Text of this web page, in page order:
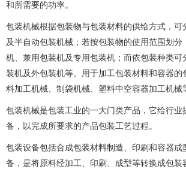
和所需要的功率。
包装机械根据包装物与包装材料的供给方式，可
及半自动包装机械；若按包装物的使用范围划分
机、兼用包装机及专用包装机；而依包装种类可
装机及外包装机等。用于加工包装材料和容器的
料加工机械、制袋机械、塑料中空容器加工机械
包装机械是包装工业的一大门类产品，它给行业
备，以完成所要求的产品包装工艺过程。
包装设备包括合成包装材料制造、印刷和容器成
备，是将原料经加工、印刷、成型等转换成包装